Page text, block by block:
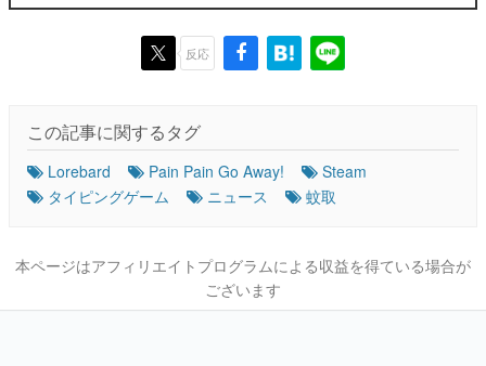
反応
この記事に関するタグ
Lorebard Pain Pain Go Away!
Steam
タイピングゲーム
ニュース 蚊取
本ページはアフィリエイトプログラムによる収益を得ている場合が
ございます